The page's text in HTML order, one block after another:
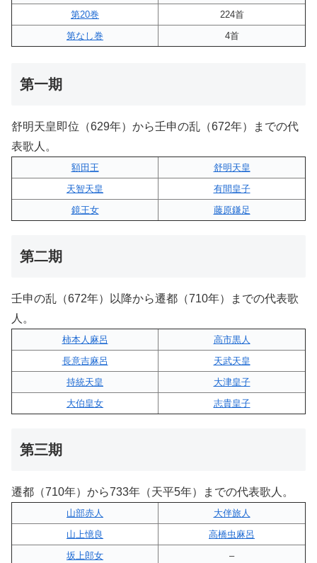
第20巻
224首
第なし巻
4首
第一期
舒明天皇即位（629年）から壬申の乱（672年）までの代
表歌人。
額田王
舒明天皇
天智天皇
有間皇子
鏡王女
藤原鎌足
第二期
壬申の乱（672年）以降から遷都（710年）までの代表歌
人。
柿本人麻呂
高市黒人
長意吉麻呂
天武天皇
持統天皇
大津皇子
大伯皇女
志貴皇子
第三期
遷都（710年）から733年（天平5年）までの代表歌人。
山部赤人
大伴旅人
山上憶良
高橋虫麻呂
坂上郎女
–